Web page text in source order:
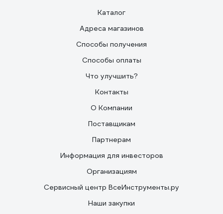
Каталог
Адреса магазинов
Способы получения
Способы оплаты
Что улучшить?
Контакты
О Компании
Поставщикам
Партнерам
Информация для инвесторов
Организациям
Сервисный центр ВсеИнструменты.ру
Наши закупки